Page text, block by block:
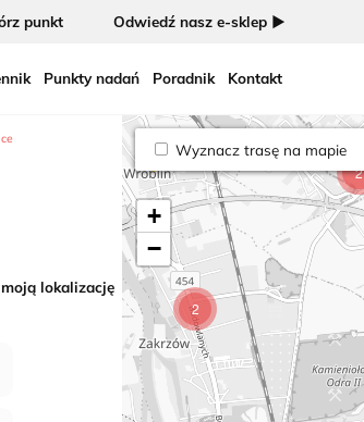
punkt Odwiedź nasz e-sklep ►
Punkty nadań Poradnik Kontakt
lokalizację
Wyznacz trasę na mapie
2
2
+
−